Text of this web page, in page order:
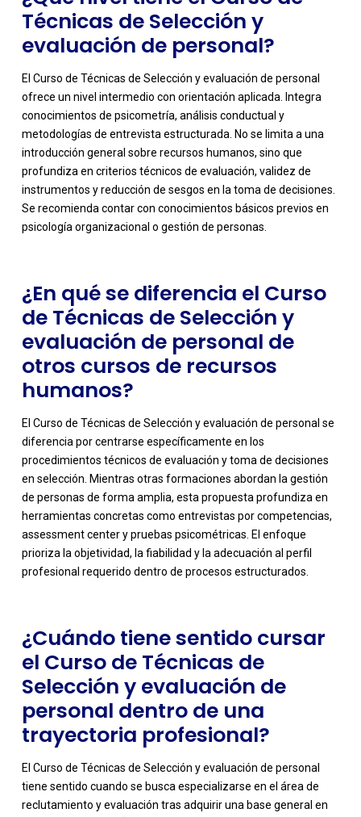
Técnicas de Selección y
evaluación de personal?
El Curso de Técnicas de Selección y evaluación de personal
ofrece un nivel intermedio con orientación aplicada. Integra
conocimientos de psicometría, análisis conductual y
metodologías de entrevista estructurada. No se limita a una
introducción general sobre recursos humanos, sino que
profundiza en criterios técnicos de evaluación, validez de
instrumentos y reducción de sesgos en la toma de decisiones.
Se recomienda contar con conocimientos básicos previos en
psicología organizacional o gestión de personas.
-
¿En qué se diferencia el Curso
de Técnicas de Selección y
evaluación de personal de
otros cursos de recursos
humanos?
El Curso de Técnicas de Selección y evaluación de personal se
diferencia por centrarse específicamente en los
procedimientos técnicos de evaluación y toma de decisiones
en selección. Mientras otras formaciones abordan la gestión
de personas de forma amplia, esta propuesta profundiza en
herramientas concretas como entrevistas por competencias,
assessment center y pruebas psicométricas. El enfoque
prioriza la objetividad, la fiabilidad y la adecuación al perfil
profesional requerido dentro de procesos estructurados.
-
¿Cuándo tiene sentido cursar
el Curso de Técnicas de
Selección y evaluación de
personal dentro de una
trayectoria profesional?
El Curso de Técnicas de Selección y evaluación de personal
tiene sentido cuando se busca especializarse en el área de
reclutamiento y evaluación tras adquirir una base general en